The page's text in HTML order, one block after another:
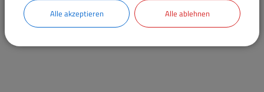
Alle akzeptieren Alle ablehnen